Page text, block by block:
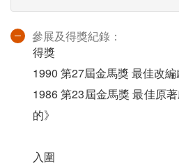
參展及得獎紀錄：
得獎
1990 第27屆金馬獎 最佳改編
1986 第23屆金馬獎 最佳原
的》
入圍